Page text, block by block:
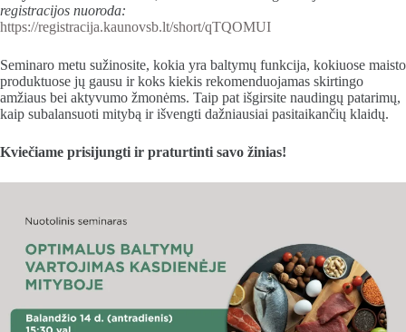
registracijos nuoroda:
https://registracija.kaunovsb.lt/short/qTQOMUI
Seminaro metu sužinosite, kokia yra baltymų funkcija, kokiuose maisto
produktuose jų gausu ir koks kiekis rekomenduojamas skirtingo
amžiaus bei aktyvumo žmonėms. Taip pat išgirsite naudingų patarimų,
kaip subalansuoti mitybą ir išvengti dažniausiai pasitaikančių klaidų.
Kviečiame prisijungti ir praturtinti savo žinias!